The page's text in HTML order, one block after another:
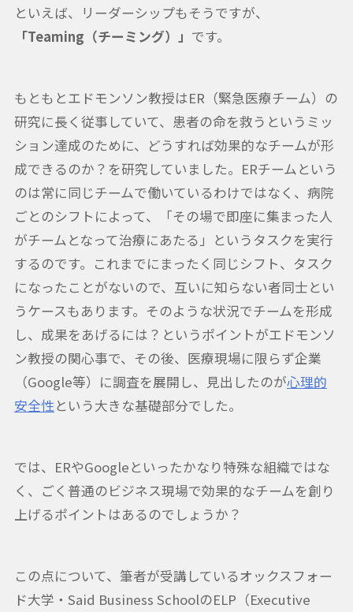
といえば、リーダーシップもそうですが、
「Teaming（チーミング）」 です。
もともとエドモンソン教授はER（緊急医療チーム）の
研究に長く従事していて、患者の命を救うというミッ
ション達成のために、どうすれば効果的なチームが形
成できるのか？を研究していました。ERチームという
のは常に同じチームで働いているわけではなく、病院
ごとのシフトによって、「その場で即座に集まった人
がチームとなって治療にあたる」というタスクを実行
するのです。これまでにまったく同じシフト、タスク
になったことがないので、互いに知らない者同士とい
うケースもあります。そのような状況でチームを形成
し、成果をあげるには？というポイントがエドモンソ
ン教授の関心事で、その後、医療現場に限らず企業
（Google等）に調査を展開し、見出したのが心理的
安全性という大きな基礎部分でした。
では、ERやGoogleといったかなり特殊な組織ではな
く、ごく普通のビジネス現場で効果的なチームを創り
上げるポイントはあるのでしょうか？
この点について、筆者が受講しているオックスフォー
ド大学・Said Business SchoolのELP（Executive